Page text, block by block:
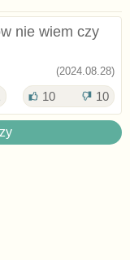
nie wiem czy
(2024.08.28)
10 10